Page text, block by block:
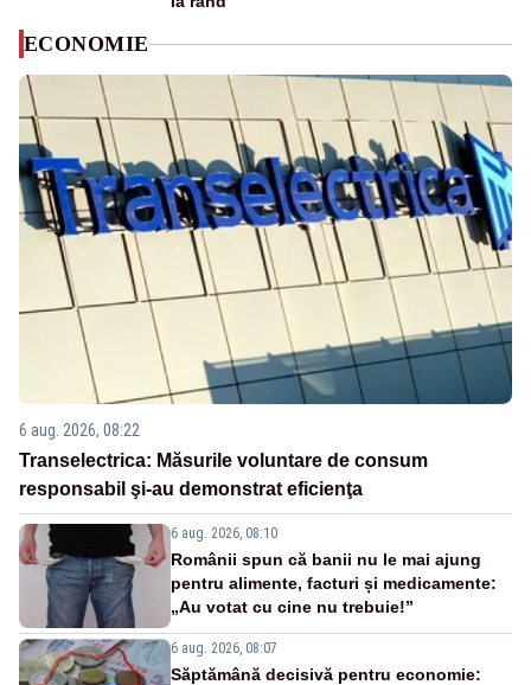
ECONOMIE
6 aug. 2026, 08:22
Transelectrica: Măsurile voluntare de consum
responsabil şi-au demonstrat eficienţa
6 aug. 2026, 08:10
Românii spun că banii nu le mai ajung
pentru alimente, facturi și medicamente:
„Au votat cu cine nu trebuie!”
6 aug. 2026, 08:07
Săptămână decisivă pentru economie: